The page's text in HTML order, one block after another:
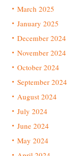
March 2025
January 2025
December 2024
November 2024
October 2024
September 2024
August 2024
July 2024
June 2024
May 2024